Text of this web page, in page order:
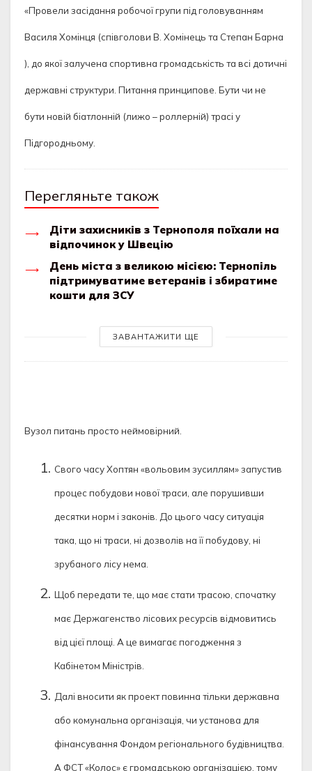
«Провели засідання робочої групи під головуванням
Василя Хомінця (співголови В. Хомінець та Степан Барна
), до якої залучена спортивна громадськість та всі дотичні
державні структури. Питання принципове. Бути чи не
бути новій біатлонній (лижо – роллерній) трасі у
Підгородньому.
Перегляньте також
Діти захисників з Тернополя поїхали на
відпочинок у Швецію
День міста з великою місією: Тернопіль
підтримуватиме ветеранів і збиратиме
кошти для ЗСУ
ЗАВАНТАЖИТИ ЩЕ
Вузол питань просто неймовірний.
Свого часу Хоптян «вольовим зусиллям» запустив
процес побудови нової траси, але порушивши
десятки норм і законів. До цього часу ситуація
така, що ні траси, ні дозволів на її побудову, ні
зрубаного лісу нема.
Щоб передати те, що має стати трасою, спочатку
має Держагенство лісових ресурсів відмовитись
від цієї площі. А це вимагає погодження з
Кабінетом Міністрів.
Далі вносити як проект повинна тільки державна
або комунальна організація, чи установа для
фінансування Фондом регіонального будівництва.
А ФСТ «Колос» є громадською організацією, тому